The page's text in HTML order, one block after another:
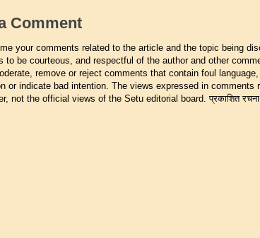
Comment
your comments related to the article and the topic being
to be courteous, and respectful of the author and other
remove or reject comments that contain foul
or indicate bad intention. The views expressed in comments
not the official views of the Setu editorial board. प्रकाशित रचना